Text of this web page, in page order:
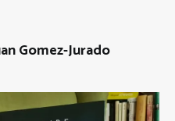
Gomez-Jurado